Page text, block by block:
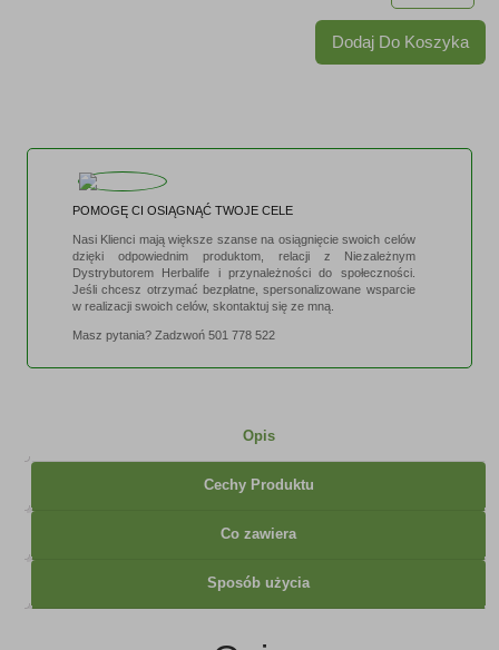
Dodaj Do Koszyka
POMOGĘ CI OSIĄGNĄĆ TWOJE CELE
Nasi Klienci mają większe szanse na osiągnięcie swoich celów
dzięki odpowiednim produktom, relacji z Niezależnym
Dystrybutorem Herbalife i przynależności do społeczności.
Jeśli chcesz otrzymać bezpłatne, spersonalizowane wsparcie
w realizacji swoich celów, skontaktuj się ze mną.
Masz pytania? Zadzwoń 501 778 522
Opis
Cechy Produktu
Co zawiera
Sposób użycia